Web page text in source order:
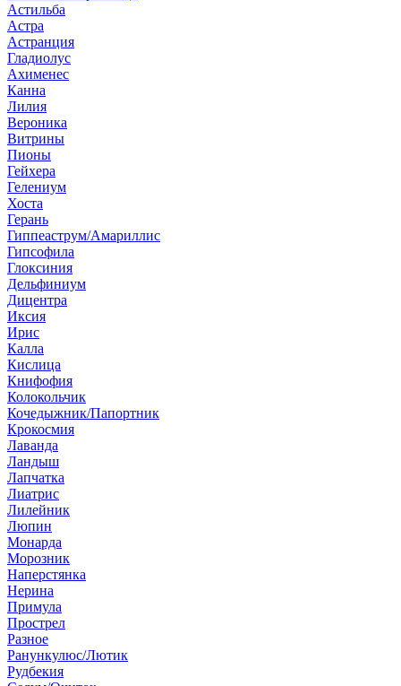
Астильба
Астра
Астранция
Гладиолус
Ахименес
Канна
Лилия
Вероника
Витрины
Пионы
Гейхера
Гелениум
Хоста
Герань
Гиппеаструм/Амариллис
Гипсофила
Глоксиния
Дельфиниум
Дицентра
Иксия
Ирис
Калла
Кислица
Книфофия
Колокольчик
Кочедыжник/Папортник
Крокосмия
Лаванда
Ландыш
Лапчатка
Лиатрис
Лилейник
Люпин
Монарда
Морозник
Наперстянка
Нерина
Примула
Прострел
Разное
Ранункулюс/Лютик
Рудбекия